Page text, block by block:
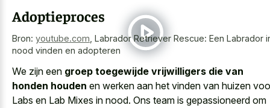
Adoptieproces
Bron: youtube.com Labrador Retriever Rescue: Een Labrador
nood vinden en adopteren
We zijn een groep toegewijde vrijwilligers die van
honden houden en werken aan het vinden van huizen
Labs en Lab Mixes in nood. Ons team is gepassioneerd om